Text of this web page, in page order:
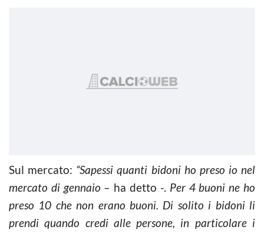
Sul mercato: “Sapessi quanti bidoni ho preso io nel
mercato di gennaio – ha detto -. Per 4 buoni ne ho
preso 10 che non erano buoni. Di solito i bidoni li
prendi quando credi alle persone, in particolare i